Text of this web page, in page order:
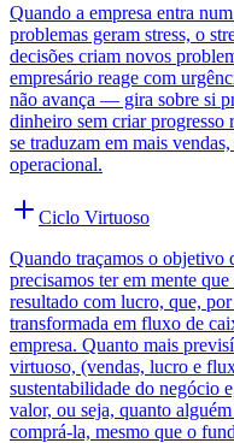
Quando a empresa entra
problemas geram stress, o
decisões criam novos
empresário reage com
não avança — gira sobre si
dinheiro sem criar progresso
se traduzam em mais
operacional.
Ciclo Virtuoso
Quando traçamos o objetivo
precisamos ter em mente
resultado com lucro, que,
transformada em fluxo de
empresa. Quanto mais
virtuoso, (vendas, lucro e
sustentabilidade do negócio
valor, ou seja, quanto
comprá-la, mesmo que o